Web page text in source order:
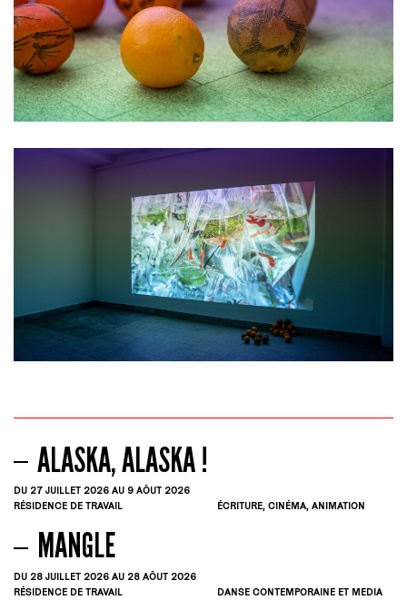
ALASKA, ALASKA !
DU 27 JUILLET 2026 AU 9 AÔUT 2026
RÉSIDENCE DE TRAVAIL
ÉCRITURE, CINÉMA, ANIMATION
MANGLE
DU 28 JUILLET 2026 AU 28 AÔUT 2026
RÉSIDENCE DE TRAVAIL
DANSE CONTEMPORAINE ET MEDIA